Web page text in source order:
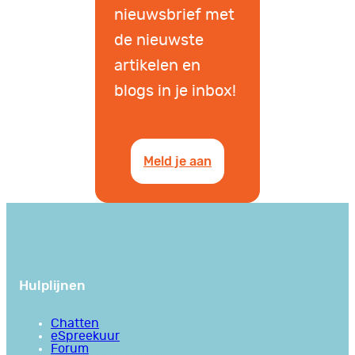
nieuwsbrief met
de nieuwste
artikelen en
blogs in je inbox!
Meld je aan
Hulplijnen
Chatten
eSpreekuur
Forum